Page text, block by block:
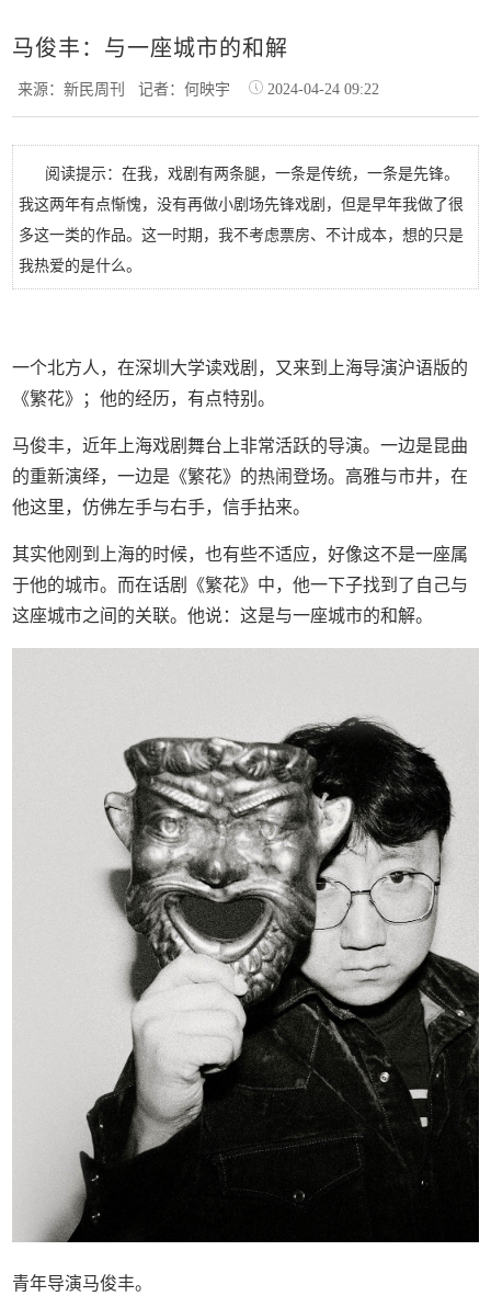
马俊丰：与一座城市的和解
来源：新民周刊记者：何映宇 2024-04-24 09:22
阅读提示：在我，戏剧有两条腿，一条是传统，一条是先锋。
我这两年有点惭愧，没有再做小剧场先锋戏剧，但是早年我做了很
多这一类的作品。这一时期，我不考虑票房、不计成本，想的只是
我热爱的是什么。
一个北方人，在深圳大学读戏剧，又来到上海导演沪语版的
《繁花》；他的经历，有点特别。
马俊丰，近年上海戏剧舞台上非常活跃的导演。一边是昆曲
的重新演绎，一边是《繁花》的热闹登场。高雅与市井，在
他这里，仿佛左手与右手，信手拈来。
其实他刚到上海的时候，也有些不适应，好像这不是一座属
于他的城市。而在话剧《繁花》中，他一下子找到了自己与
这座城市之间的关联。他说：这是与一座城市的和解。
青年导演马俊丰。